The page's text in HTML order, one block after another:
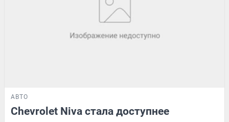
АВТО
Chevrolet Niva стала доступнее